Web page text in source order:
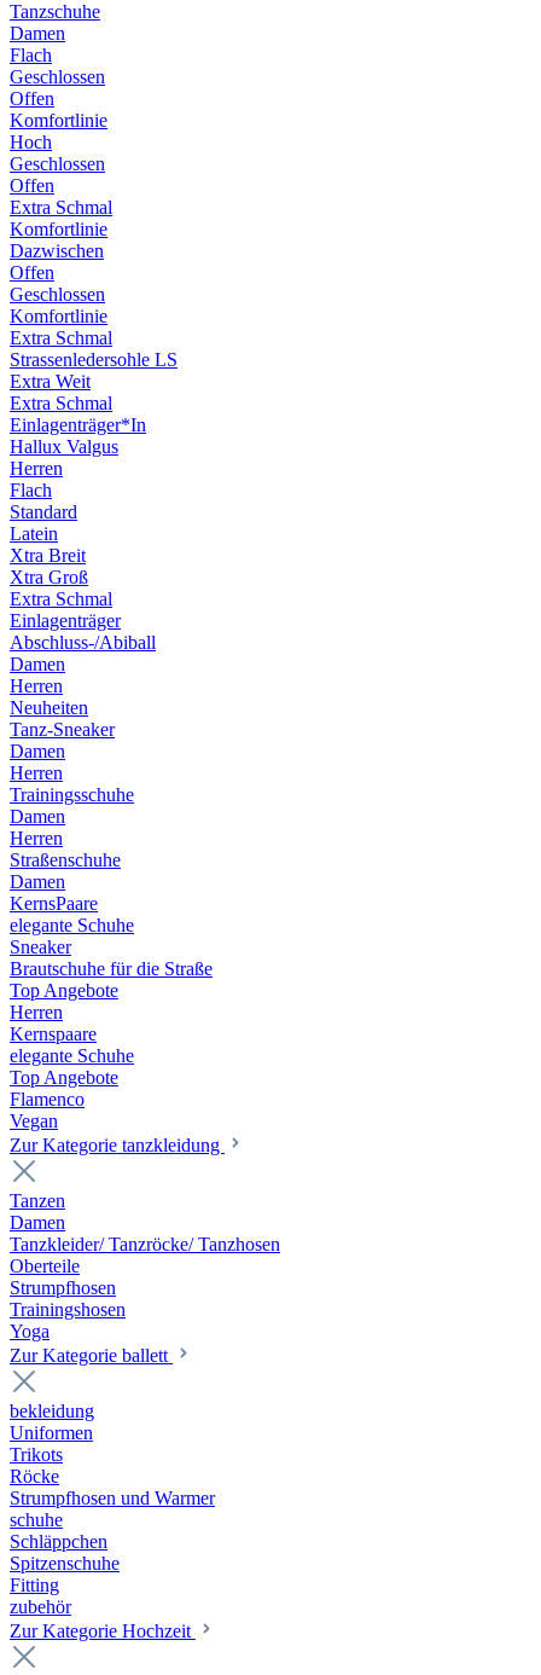
Tanzschuhe
Damen
Flach
Geschlossen
Offen
Komfortlinie
Hoch
Geschlossen
Offen
Extra Schmal
Komfortlinie
Dazwischen
Offen
Geschlossen
Komfortlinie
Extra Schmal
Strassenledersohle LS
Extra Weit
Extra Schmal
Einlagenträger*In
Hallux Valgus
Herren
Flach
Standard
Latein
Xtra Breit
Xtra Groß
Extra Schmal
Einlagenträger
Abschluss-/Abiball
Damen
Herren
Neuheiten
Tanz-Sneaker
Damen
Herren
Trainingsschuhe
Damen
Herren
Straßenschuhe
Damen
KernsPaare
elegante Schuhe
Sneaker
Brautschuhe für die Straße
Top Angebote
Herren
Kernspaare
elegante Schuhe
Top Angebote
Flamenco
Vegan
Zur Kategorie tanzkleidung
Tanzen
Damen
Tanzkleider/ Tanzröcke/ Tanzhosen
Oberteile
Strumpfhosen
Trainingshosen
Yoga
Zur Kategorie ballett
bekleidung
Uniformen
Trikots
Röcke
Strumpfhosen und Warmer
schuhe
Schläppchen
Spitzenschuhe
Fitting
zubehör
Zur Kategorie Hochzeit